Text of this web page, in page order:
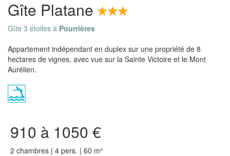
Gîte Platane
Gîte 3 étoiles à Pourrières
Appartement indépendant en duplex sur une propriété de 8
hectares de vignes, avec vue sur la Sainte Victoire et le Mont
Aurélien.
910 à 1050 €
2 chambres | 4 pers. | 60 m²